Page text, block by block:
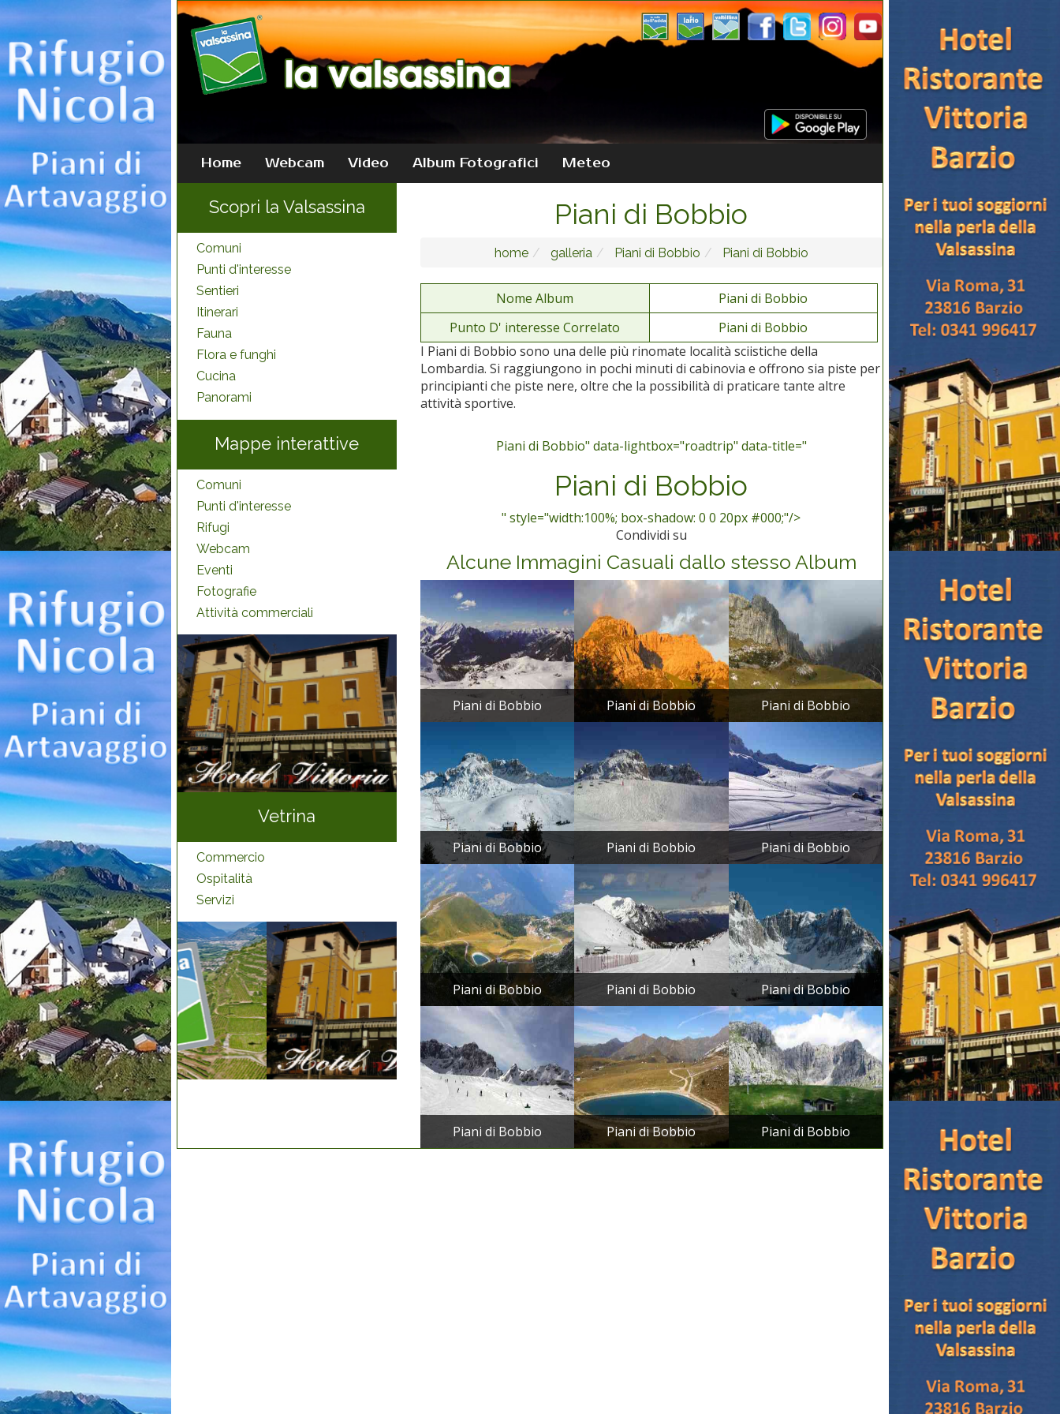
Home Webcam Video Album Fotografici Meteo
Scopri la Valsassina
Comuni
Punti d'interesse
Sentieri
Itinerari
Fauna
Flora e funghi
Cucina
Panorami
Mappe interattive
Comuni
Punti d'interesse
Rifugi
Webcam
Eventi
Fotografie
Attività commerciali
Vetrina
Commercio
Ospitalità
Servizi
Piani di Bobbio
home galleria Piani di Bobbio Piani di Bobbio
Nome Album
Piani di Bobbio
Punto D' interesse Correlato
Piani di Bobbio
I Piani di Bobbio sono una delle più rinomate località sciistiche della
Lombardia. Si raggiungono in pochi minuti di cabinovia e offrono sia piste per
principianti che piste nere, oltre che la possibilità di praticare tante altre
attività sportive.
Piani di Bobbio" data-lightbox="roadtrip" data-title="
Piani di Bobbio
" style="width:100%; box-shadow: 0 0 20px #000;"/>
Condividi su
Alcune Immagini Casuali dallo stesso Album
Piani di Bobbio Piani di Bobbio Piani di Bobbio
Piani di Bobbio Piani di Bobbio Piani di Bobbio
Piani di Bobbio Piani di Bobbio Piani di Bobbio
Piani di Bobbio Piani di Bobbio Piani di Bobbio